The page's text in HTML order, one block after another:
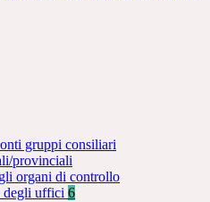
gruppi consiliari
provinciali
organi di controllo
degli uffici 6